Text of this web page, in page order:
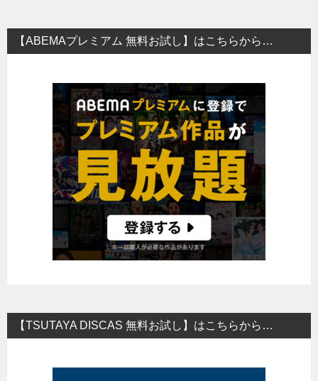
【ABEMAプレミアム 無料お試し】はこちらから…
【TSUTAYA DISCAS 無料お試し】はこちらから…